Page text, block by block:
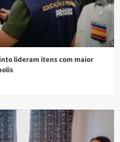
lideram itens com maior